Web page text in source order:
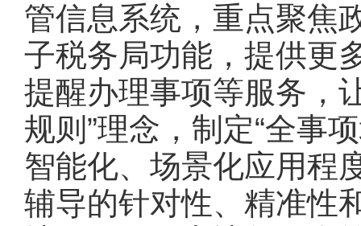
管信息系统，重点聚焦
子税务局功能，提供更
提醒办理事项等服务，
规则”理念，制定“全事
智能化、场景化应用程
辅导的针对性、精准性